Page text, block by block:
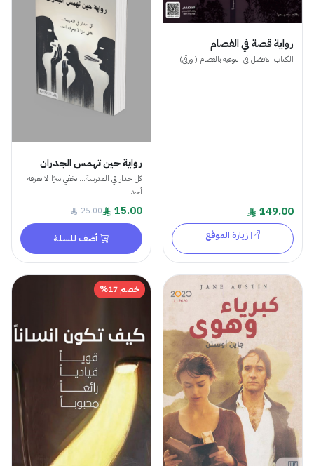
رواية قصة في الفصام
الكتاب الافضل في التوعيه بالفصام ( ورقي)
149.00
زيارة الموقع
رواية حين تهمس الجدران
كل جدار في المدرسة... يخفي سرًا لا يعرفه
أحد.
15.00
25.00
أضف للسلة
خصم 17%